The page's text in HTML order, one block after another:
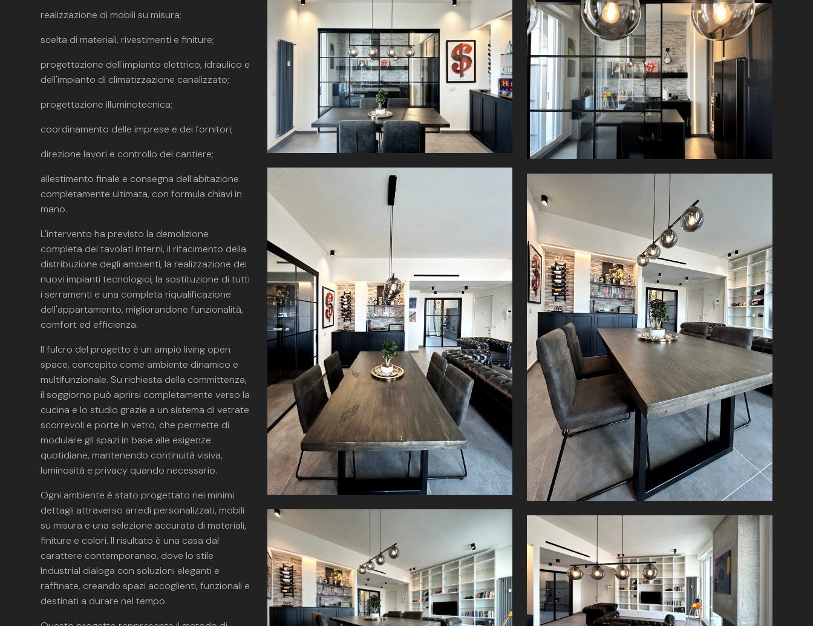
realizzazione di mobili su misura;
scelta di materiali, rivestimenti e finiture;
progettazione dell'impianto elettrico, idraulico e
dell'impianto di climatizzazione canalizzato;
progettazione illuminotecnica;
coordinamento delle imprese e dei fornitori;
direzione lavori e controllo del cantiere;
allestimento finale e consegna dell'abitazione
completamente ultimata, con formula chiavi in
mano.
L'intervento ha previsto la demolizione
completa dei tavolati interni, il rifacimento della
distribuzione degli ambienti, la realizzazione dei
nuovi impianti tecnologici, la sostituzione di tutti
i serramenti e una completa riqualificazione
dell'appartamento, migliorandone funzionalità,
comfort ed efficienza.
Il fulcro del progetto è un ampio living open
space, concepito come ambiente dinamico e
multifunzionale. Su richiesta della committenza,
il soggiorno può aprirsi completamente verso la
cucina e lo studio grazie a un sistema di vetrate
scorrevoli e porte in vetro, che permette di
modulare gli spazi in base alle esigenze
quotidiane, mantenendo continuità visiva,
luminosità e privacy quando necessario.
Ogni ambiente è stato progettato nei minimi
dettagli attraverso arredi personalizzati, mobili
su misura e una selezione accurata di materiali,
finiture e colori. Il risultato è una casa dal
carattere contemporaneo, dove lo stile
Industrial dialoga con soluzioni eleganti e
raffinate, creando spazi accoglienti, funzionali e
destinati a durare nel tempo.